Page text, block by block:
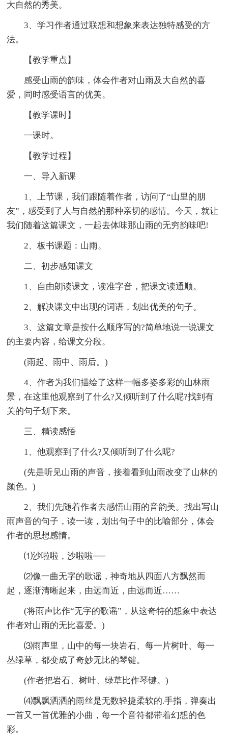
大自然的秀美。
3、学习作者通过联想和想象来表达独特感受的方
法。
【教学重点】
感受山雨的韵味，体会作者对山雨及大自然的喜
爱，同时感受语言的优美。
【教学课时】
一课时。
【教学过程】
一、导入新课
1、上节课，我们跟随着作者，访问了“山里的朋
友”，感受到了人与自然的那种亲切的感情。今天，就让
我们随着这篇课文，一起去体味那山雨的无穷韵味吧!
2、板书课题：山雨。
二、初步感知课文
1、自由朗读课文，读准字音，把课文读通顺。
2、解决课文中出现的词语，划出优美的句子。
3、这篇文章是按什么顺序写的?简单地说一说课文
的主要内容，给课文分段。
(雨起、雨中、雨后。)
4、作者为我们描绘了这样一幅多姿多彩的山林雨
景，在这里他观察到了什么?又倾听到了什么呢?找到有
关的句子划下来。
三、精读感悟
1、他观察到了什么?又倾听到了什么呢?
(先是听见山雨的声音，接着看到山雨改变了山林的
颜色。)
2、我们先随着作者去感悟山雨的音韵美。找出写山
雨声音的句子，读一读，划出句子中的比喻部分，体会
作者的思想感情。
⑴沙啦啦，沙啦啦──
⑵像一曲无字的歌谣，神奇地从四面八方飘然而
起，逐渐清晰起来，由远而近，由远而近……
(将雨声比作“无字的歌谣”，从这奇特的想象中表达
作者对山雨的无比喜爱。)
⑶雨声里，山中的每一块岩石、每一片树叶、每一
丛绿草，都变成了奇妙无比的琴键。
(作者把岩石、树叶、绿草比作琴键。)
⑷飘飘洒洒的雨丝是无数轻捷柔软的.手指，弹奏出
一首又一首优雅的小曲，每一个音符都带着幻想的色
彩。